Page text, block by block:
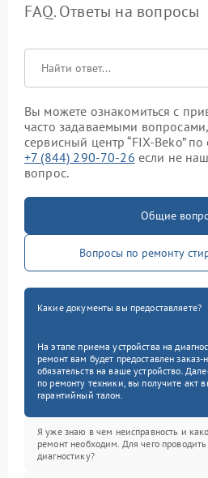
FAQ. Ответы на вопросы
Вы можете ознакомиться с
часто задаваемыми
сервисный центр “FIX-Beko”
+7 (844) 290-70-26 если не
вопрос.
Общие
Вопросы по ремонту
Какие документы вы предоставляете?
На этапе приема устройства на
ремонт вам будет предоставлен
обязательств на ваше устройство.
по ремонту техники, вы получите акт
гарантийный талон.
Я уже знаю в чем неисправность и
ремонт необходим. Для чего проводить
диагностику?